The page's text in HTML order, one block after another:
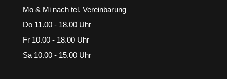
Mo & Mi nach tel. Vereinbarung
Do 11.00 - 18.00 Uhr
Fr 10.00 - 18.00 Uhr
Sa 10.00 - 15.00 Uhr